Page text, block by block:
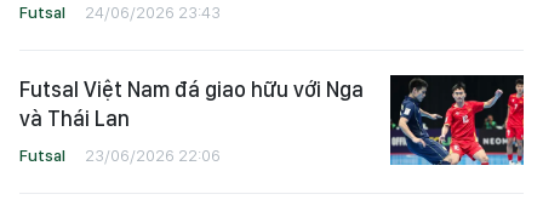
Futsal 24/06/2026 23:43
Futsal Việt Nam đá giao hữu với Nga
và Thái Lan
Futsal 23/06/2026 22:06